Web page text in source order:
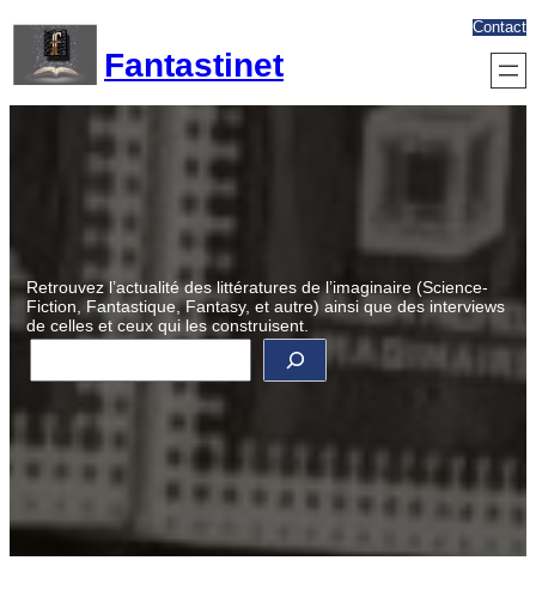
contenu
Fantastinet
Contact
Retrouvez l’actualité des littératures de l’imaginaire (Science-
Fiction, Fantastique, Fantasy, et autre) ainsi que des interviews
de celles et ceux qui les construisent.
R
c
h